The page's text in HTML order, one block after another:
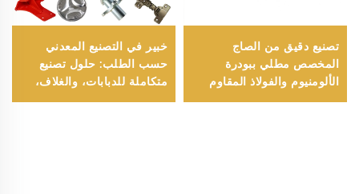
تصنيع دقيق من الصاج
المخصص مطلي ببودرة
الألومنيوم والفولاذ المقاوم
للصدأ مع ختم وانحناء وسحب
خبير في التصنيع المعدني
حسب الطلب: حلول تصنيع
متكاملة للدبابات، والغلاف،
والأقواس